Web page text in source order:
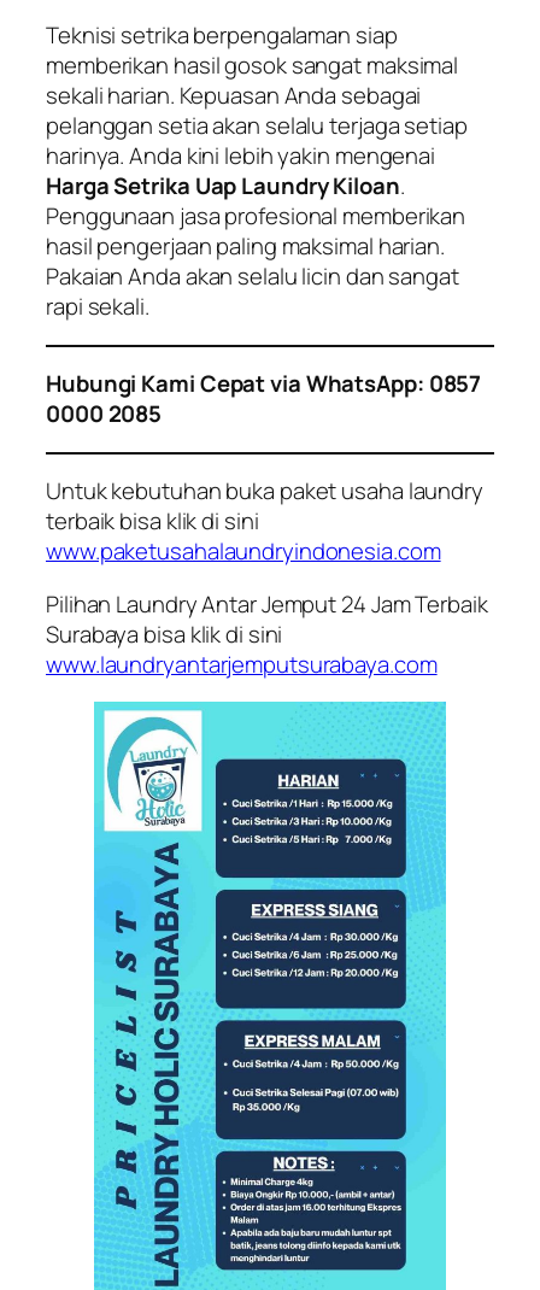
Teknisi setrika berpengalaman siap
memberikan hasil gosok sangat maksimal
sekali harian. Kepuasan Anda sebagai
pelanggan setia akan selalu terjaga setiap
harinya. Anda kini lebih yakin mengenai
Harga Setrika Uap Laundry Kiloan.
Penggunaan jasa profesional memberikan
hasil pengerjaan paling maksimal harian.
Pakaian Anda akan selalu licin dan sangat
rapi sekali.
Hubungi Kami Cepat via WhatsApp: 0857
0000 2085
Untuk kebutuhan buka paket usaha laundry
terbaik bisa klik di sini
www.paketusahalaundryindonesia.com
Pilihan Laundry Antar Jemput 24 Jam Terbaik
Surabaya bisa klik di sini
www.laundryantarjemputsurabaya.com